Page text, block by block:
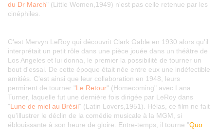
du Dr March" (Little Women,1949) n'est pas celle retenue par les
cinéphiles.
C'est Mervyn LeRoy qui découvrit Clark Gable en 1930 alors qu'il
interprétait un petit rôle dans une pièce jouée dans un théâtre de
Los Angeles et lui donna, le premier la possibilité de tourner un
bout d'essai. De cette époque était née entre eux une indéfectible
amitiés. C'est ainsi que leur collaboration en 1948, leurs
permirent de tourner "Le Retour" (Homecoming" avec Lana
Turner, laquelle fut une dernière fois dirigée par LeRoy dans
"Lune de miel au Brésil" (Latin Lovers,1951). Hélas, ce film ne fait
qu'illustrer le déclin de la comédie musicale à la MGM, si
éblouissante à son heure de gloire. Entre-temps, il tourne "Quo